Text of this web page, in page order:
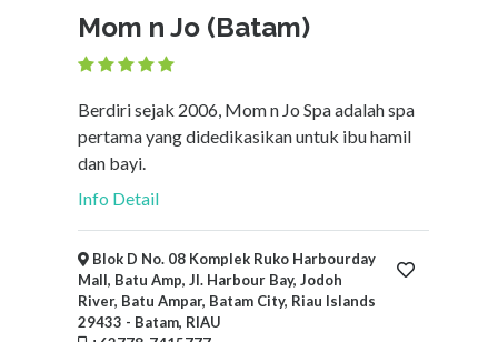
Mom n Jo (Batam)
Berdiri sejak 2006, Mom n Jo Spa adalah spa
pertama yang didedikasikan untuk ibu hamil
dan bayi.
Info Detail
Blok D No. 08 Komplek Ruko Harbourday
Mall, Batu Amp, Jl. Harbour Bay, Jodoh
River, Batu Ampar, Batam City, Riau Islands
29433 - Batam, RIAU